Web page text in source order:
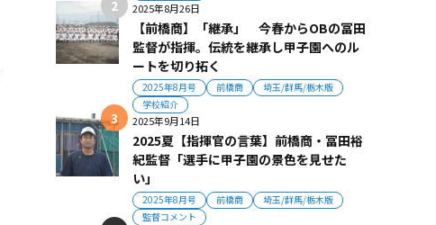
2025年8月26日
【前橋商】「継承」 今春からOBの冨田
監督が指揮。伝統を継承し甲子園へのル
ートを切り拓く
2025年8月号 前橋商
埼玉/群馬/栃木版
学校紹介
2025年9月14日
2025夏【指揮官の言葉】前橋商・冨田裕
紀監督「選手に甲子園の景色を見せた
い」
2025年8月号 前橋商
埼玉/群馬/栃木版
監督コメント